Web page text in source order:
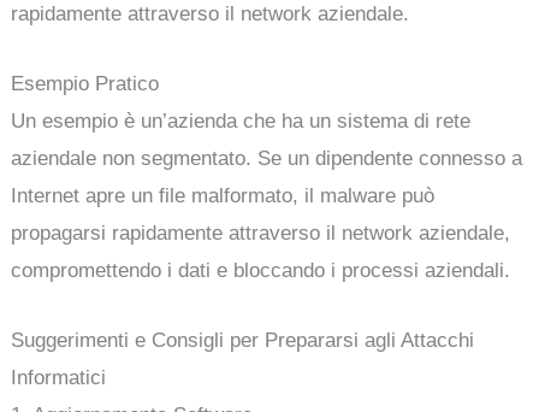
rapidamente attraverso il network aziendale.
Esempio Pratico
Un esempio è un’azienda che ha un sistema di rete
aziendale non segmentato. Se un dipendente connesso a
Internet apre un file malformato, il malware può
propagarsi rapidamente attraverso il network aziendale,
compromettendo i dati e bloccando i processi aziendali.
Suggerimenti e Consigli per Prepararsi agli Attacchi
Informatici